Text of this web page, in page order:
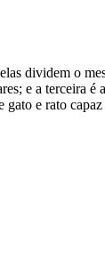
dividem o
e a terceira é
e rato